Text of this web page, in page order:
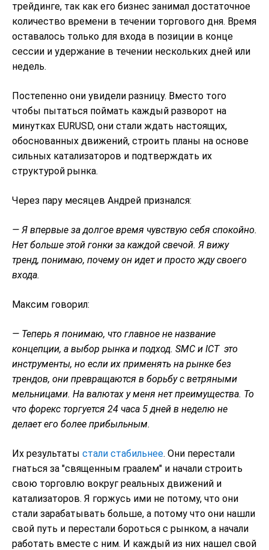
трейдинге, так как его бизнес занимал достаточное
количество времени в течении торгового дня. Время
оставалось только для входа в позиции в конце
сессии и удержание в течении нескольких дней или
недель.
Постепенно они увидели разницу. Вместо того
чтобы пытаться поймать каждый разворот на
минутках EURUSD, они стали ждать настоящих,
обоснованных движений, строить планы на основе
сильных катализаторов и подтверждать их
структурой рынка.
Через пару месяцев Андрей признался:
— Я впервые за долгое время чувствую себя спокойно.
Нет больше этой гонки за каждой свечой. Я вижу
тренд, понимаю, почему он идет и просто жду своего
входа.
Максим говорил:
— Теперь я понимаю, что главное не название
концепции, а выбор рынка и подход. SMC и ICT это
инструменты, но если их применять на рынке без
трендов, они превращаются в борьбу с ветряными
мельницами. На валютах у меня нет преимущества. То
что форекс торгуется 24 часа 5 дней в неделю не
делает его более прибыльным.
Их результаты стали стабильнее. Они перестали
гнаться за "священным граалем" и начали строить
свою торговлю вокруг реальных движений и
катализаторов. Я горжусь ими не потому, что они
стали зарабатывать больше, а потому что они нашли
свой путь и перестали бороться с рынком, а начали
работать вместе с ним. И каждый из них нашел свой